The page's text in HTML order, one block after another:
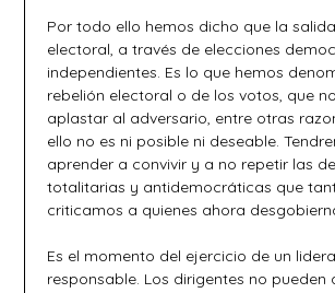
Por todo ello hemos dicho que la
electoral, a través de elecciones
independientes. Es lo que hemos
rebelión electoral o de los votos, que
aplastar al adversario, entre otras
ello no es ni posible ni deseable.
aprender a convivir y a no repetir las
totalitarias y antidemocráticas que
criticamos a quienes ahora
Es el momento del ejercicio de un
responsable. Los dirigentes no pueden